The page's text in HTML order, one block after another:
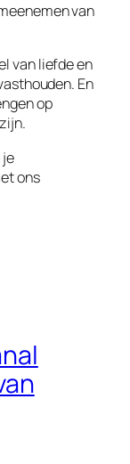
van
van liefde en
En
op
ons